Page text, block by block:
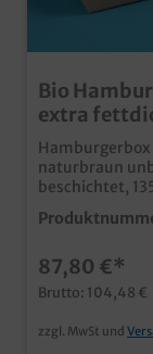
Bio
extra
300St
naturbraun
beschichtet,
Stelle/Boden), 300
modernen neuen
beschichtet für
Feuchtigkeitsfestigkeit
Recyclingkarton Qualität Made in Germany ab 25.000
Stück auch
Kundenservice
87,80 €*
Brutto: 104,48 €
zzgl. MwSt und